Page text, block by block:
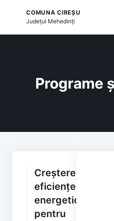
COMUNA CIREȘU
Județul Mehedinți
Programe
Creșterea
eficienței
energetice
pentru